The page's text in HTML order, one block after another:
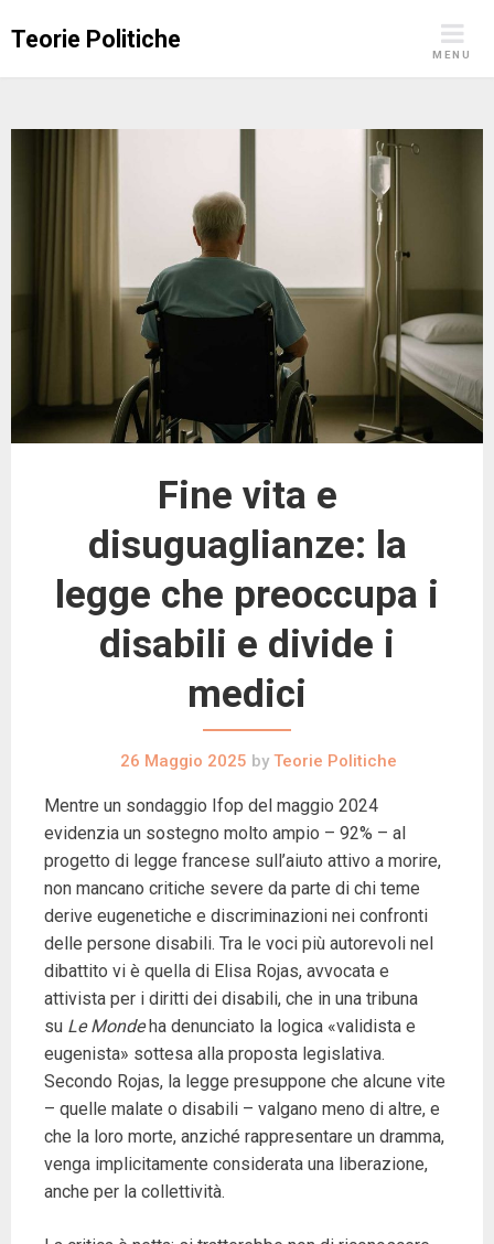
toTeorie Politiche
MENU
Fine vita e
disuguaglianze: la
legge che preoccupa i
disabili e divide i
medici
26 Maggio 2025 byTeorie Politiche
Mentre un sondaggio Ifop del maggio 2024
evidenzia un sostegno molto ampio – 92% – al
progetto di legge francese sull’aiuto attivo a morire,
non mancano critiche severe da parte di chi teme
derive eugenetiche e discriminazioni nei confronti
delle persone disabili. Tra le voci più autorevoli nel
dibattito vi è quella di Elisa Rojas, avvocata e
attivista per i diritti dei disabili, che in una tribuna
su Le Mondeha denunciato la logica «validista e
eugenista» sottesa alla proposta legislativa.
Secondo Rojas, la legge presuppone che alcune vite
– quelle malate o disabili – valgano meno di altre, e
che la loro morte, anziché rappresentare un dramma,
venga implicitamente considerata una liberazione,
anche per la collettività.